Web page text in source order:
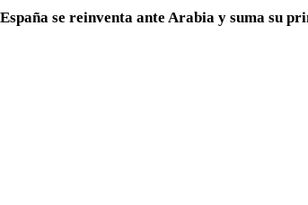
España se reinventa ante Arabia y suma su